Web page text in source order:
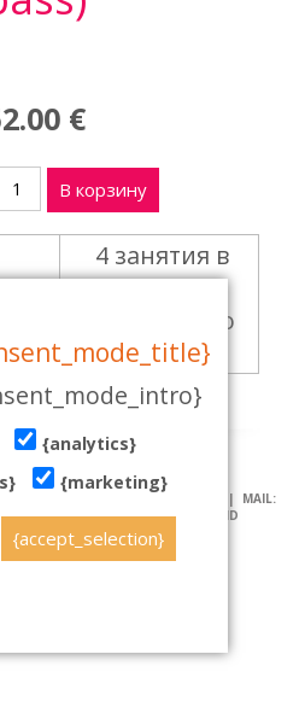
€
В корзину
4 занятия в
рамках
выбранного
курса
TALLINN | TEL: (+372) 51 970 501 | MAIL:
NB! VEEBILEHT KASUTAB KÜPSISEID
www.koduleht.net
{analytics}
{marketing}
{accept_selection}